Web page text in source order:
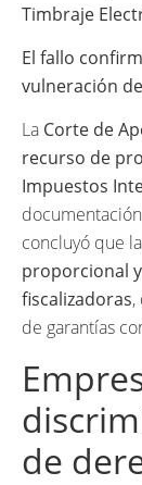
Timbraje
El fallo
vulneración
La Corte de
recurso de
Impuestos
concluyó que
proporcional
fiscalizadoras,
de garantías
de